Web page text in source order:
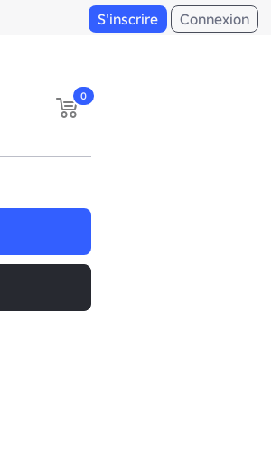
S'inscrire Connexion
0